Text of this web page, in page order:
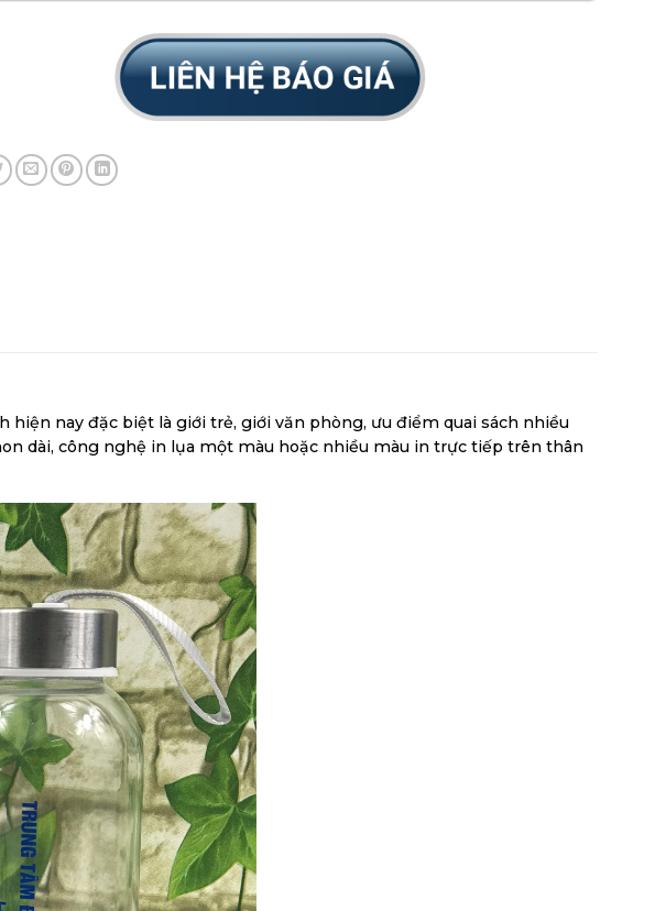
nay đặc biệt là giới trẻ, giới văn phòng, ưu điểm quai sách nhiều
dài, công nghệ in lụa một màu hoặc nhiều màu in trực tiếp trên thân